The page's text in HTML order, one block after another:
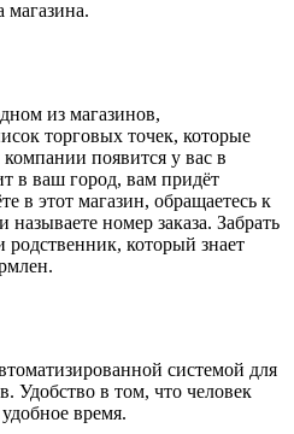
магазина.
из магазинов,
торговых точек, которые
появится у вас в
в ваш город, вам придёт
в этот магазин, обращаетесь к
называете номер заказа. Забрать
который знает
системой для
Удобство в том, что человек
время.